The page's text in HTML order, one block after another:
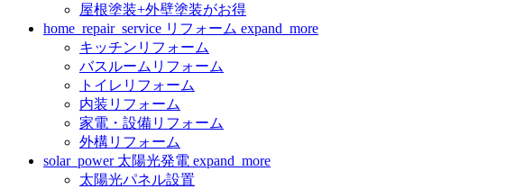
屋根塗装+外壁塗装がお得
home_repair_service リフォーム expand_more
キッチンリフォーム
バスルームリフォーム
トイレリフォーム
内装リフォーム
家電・設備リフォーム
外構リフォーム
solar_power 太陽光発電 expand_more
太陽光パネル設置